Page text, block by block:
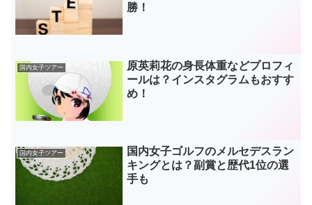
勝！
国内女子ツアー
原英莉花の身長体重などプロフィ
ールは？インスタグラムもおすす
め！
国内女子ツアー
国内女子ゴルフのメルセデスラン
キングとは？副賞と歴代1位の選
手も